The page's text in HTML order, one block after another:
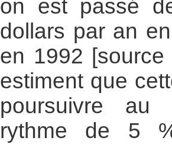
on est passé
dollars par an
en 1992
estiment que
poursuivre au
rythme de 5